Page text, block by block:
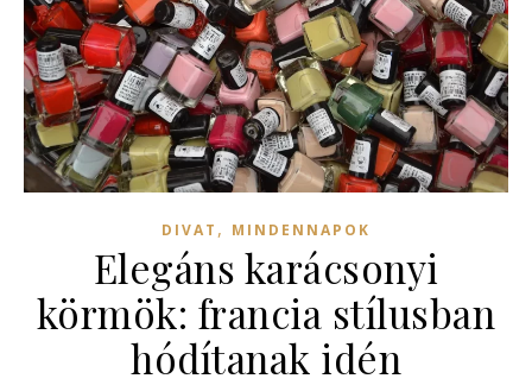
DIVAT , MINDENNAPOK
Elegáns karácsonyi
körmök: francia stílusban
hódítanak idén